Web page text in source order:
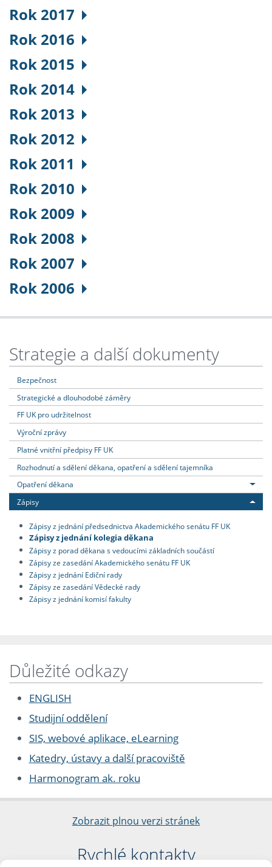
Rok 2017
Rok 2016
Rok 2015
Rok 2014
Rok 2013
Rok 2012
Rok 2011
Rok 2010
Rok 2009
Rok 2008
Rok 2007
Rok 2006
Strategie a další dokumenty
Bezpečnost
Strategické a dlouhodobé záměry
FF UK pro udržitelnost
Výroční zprávy
Platné vnitřní předpisy FF UK
Rozhodnutí a sdělení děkana, opatření a sdělení tajemníka
Opatření děkana
Zápisy
Zápisy z jednání předsednictva Akademického senátu FF UK
Zápisy z jednání kolegia děkana
Zápisy z porad děkana s vedoucími základních součástí
Zápisy ze zasedání Akademického senátu FF UK
Zápisy z jednání Ediční rady
Zápisy ze zasedání Vědecké rady
Zápisy z jednání komisí fakulty
Důležité odkazy
ENGLISH
Studijní oddělení
SIS, webové aplikace, eLearning
Katedry, ústavy a další pracoviště
Harmonogram ak. roku
Zobrazit plnou verzi stránek
Rychlé kontakty